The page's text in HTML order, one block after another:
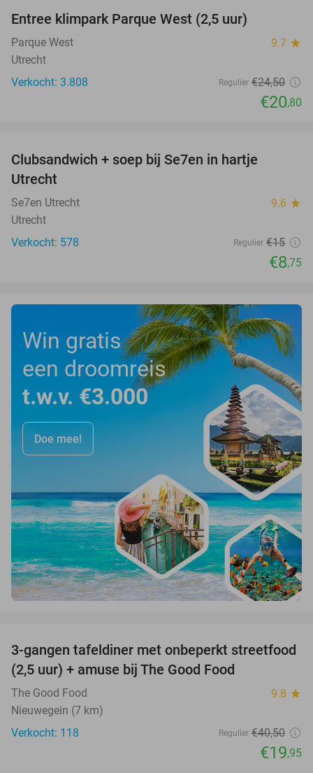
Entree klimpark Parque West (2,5 uur)
Parque West 9.7 star
Utrecht
Verkocht: 3.808
Regulier €24,50
€20,80
Clubsandwich + soep bij Se7en in hartje
Utrecht
Se7en Utrecht 9.6 star
Utrecht
Verkocht: 578
Regulier €15
€8,75
Win gratis
een droomreis
t.w.v. €3.000
Doe mee!
51%
3-gangen tafeldiner met onbeperkt streetfood
(2,5 uur) + amuse bij The Good Food
The Good Food 9.8 star
Nieuwegein (7 km)
Verkocht: 118
Regulier €40,50
€19,95